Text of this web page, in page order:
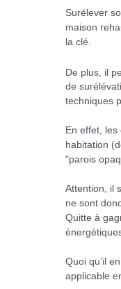
Surélever
maison
la clé.
De plus, il
de
techniques
En effet, les
habitation
"parois
Attention, il
ne sont
Quitte à
Quoi qu’il
applicable